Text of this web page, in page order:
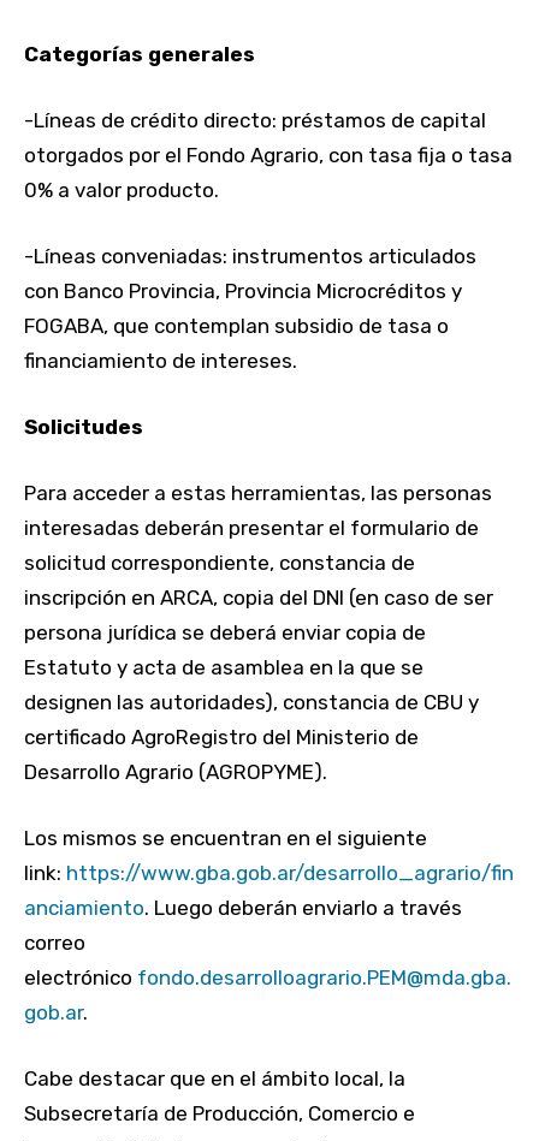
Categorías generales
-Líneas de crédito directo: préstamos de capital
otorgados por el Fondo Agrario, con tasa fija o tasa
0% a valor producto.
-Líneas conveniadas: instrumentos articulados
con Banco Provincia, Provincia Microcréditos y
FOGABA, que contemplan subsidio de tasa o
financiamiento de intereses.
Solicitudes
Para acceder a estas herramientas, las personas
interesadas deberán presentar el formulario de
solicitud correspondiente, constancia de
inscripción en ARCA, copia del DNI (en caso de ser
persona jurídica se deberá enviar copia de
Estatuto y acta de asamblea en la que se
designen las autoridades), constancia de CBU y
certificado AgroRegistro del Ministerio de
Desarrollo Agrario (AGROPYME).
Los mismos se encuentran en el siguiente
link: https://www.gba.gob.ar/desarrollo_agrario/fin
anciamiento. Luego deberán enviarlo a través
correo
electrónico fondo.desarrolloagrario.PEM@mda.gba.
gob.ar.
Cabe destacar que en el ámbito local, la
Subsecretaría de Producción, Comercio e